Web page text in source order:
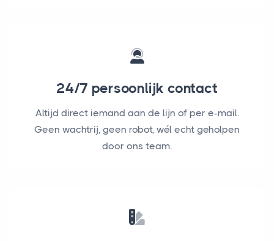
24/7 persoonlijk contact
Altijd direct iemand aan de lijn of per e-mail.
Geen wachtrij, geen robot, wél echt geholpen
door ons team.